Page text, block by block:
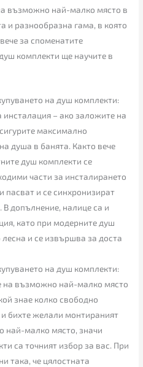
възможно най-малко място в
и разнообразна гама, в която
за споменатите
комплекти ще научите в
на душ комплекти:
– ако заложите на
максимално
душа в банята. Както вече
душ комплекти се
части за инсталирането
пасват и се синхронизират
допълнение, налице са и
като при модерните душ
и се извършва за доста
на душ комплекти:
на възможно най-малко място
знае колко свободно
бихте желали монтираният
най-малко място, значи
са точният избор за вас. При
така, че цялостната